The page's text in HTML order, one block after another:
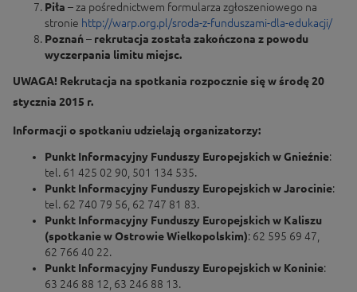
Piła – za pośrednictwem formularza zgłoszeniowego na
stronie http://warp.org.pl/sroda-z-funduszami-dla-edukacji/
Poznań– rekrutacja została zakończona z powodu
wyczerpania limitu miejsc.
UWAGA! Rekrutacja na spotkania rozpocznie się w środę 20
stycznia 2015 r.
Informacji o spotkaniu udzielają organizatorzy:
Punkt Informacyjny Funduszy Europejskich w Gnieźnie:
tel. 61 425 02 90, 501 134 535.
Punkt Informacyjny Funduszy Europejskich w Jarocinie:
tel. 62 740 79 56, 62 747 81 83.
Punkt Informacyjny Funduszy Europejskich w Kaliszu
(spotkanie w Ostrowie Wielkopolskim): 62 595 69 47,
62 766 40 22.
Punkt Informacyjny Funduszy Europejskich w Koninie:
63 246 88 12, 63 246 88 13.